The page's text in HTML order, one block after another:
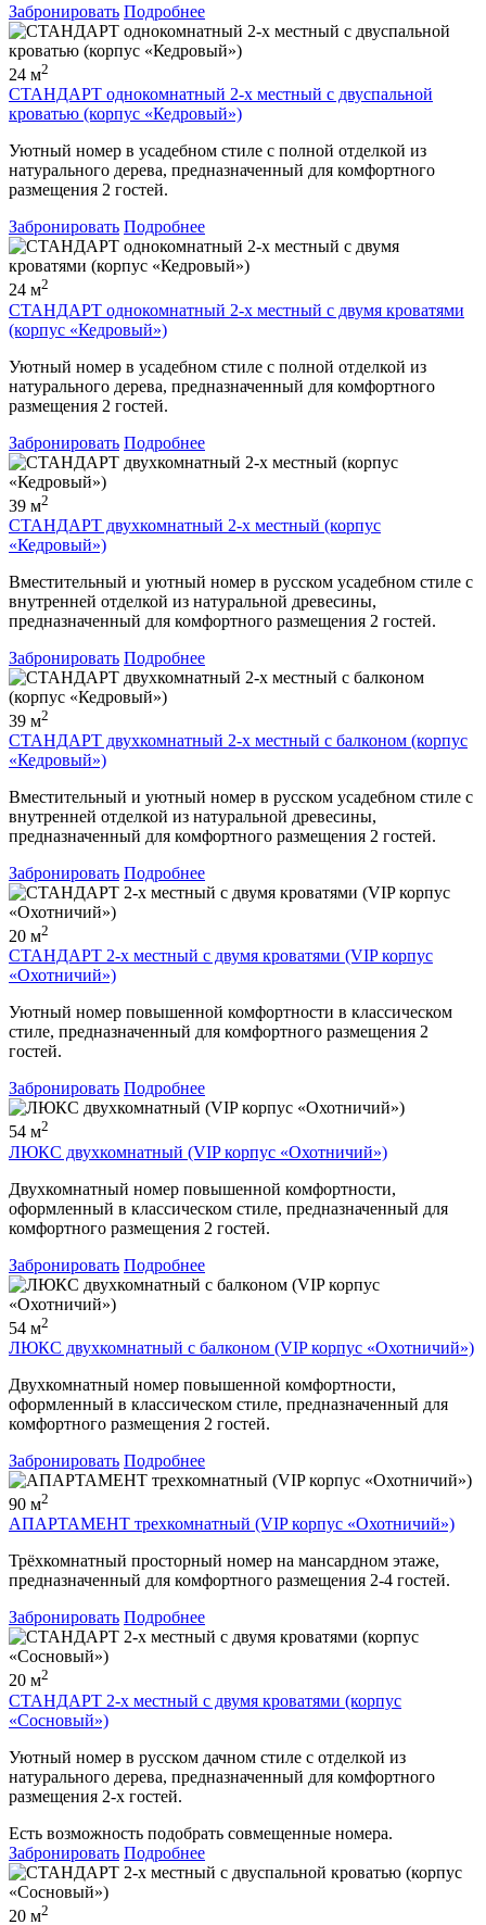
Забронировать Подробнее
24 м2
СТАНДАРТ однокомнатный 2-х местный с двуспальной
кроватью (корпус «Кедровый»)
Уютный номер в усадебном стиле с полной отделкой из
натурального дерева, предназначенный для комфортного
размещения 2 гостей.
Забронировать Подробнее
24 м2
СТАНДАРТ однокомнатный 2-х местный с двумя кроватями
(корпус «Кедровый»)
Уютный номер в усадебном стиле с полной отделкой из
натурального дерева, предназначенный для комфортного
размещения 2 гостей.
Забронировать Подробнее
39 м2
СТАНДАРТ двухкомнатный 2-х местный (корпус
«Кедровый»)
Вместительный и уютный номер в русском усадебном стиле с
внутренней отделкой из натуральной древесины,
предназначенный для комфортного размещения 2 гостей.
Забронировать Подробнее
39 м2
СТАНДАРТ двухкомнатный 2-х местный с балконом (корпус
«Кедровый»)
Вместительный и уютный номер в русском усадебном стиле с
внутренней отделкой из натуральной древесины,
предназначенный для комфортного размещения 2 гостей.
Забронировать Подробнее
20 м2
СТАНДАРТ 2-х местный с двумя кроватями (VIP корпус
«Охотничий»)
Уютный номер повышенной комфортности в классическом
стиле, предназначенный для комфортного размещения 2
гостей.
Забронировать Подробнее
54 м2
ЛЮКС двухкомнатный (VIP корпус «Охотничий»)
Двухкомнатный номер повышенной комфортности,
оформленный в классическом стиле, предназначенный для
комфортного размещения 2 гостей.
Забронировать Подробнее
54 м2
ЛЮКС двухкомнатный с балконом (VIP корпус «Охотничий»)
Двухкомнатный номер повышенной комфортности,
оформленный в классическом стиле, предназначенный для
комфортного размещения 2 гостей.
Забронировать Подробнее
90 м2
АПАРТАМЕНТ трехкомнатный (VIP корпус «Охотничий»)
Трёхкомнатный просторный номер на мансардном этаже,
предназначенный для комфортного размещения 2-4 гостей.
Забронировать Подробнее
20 м2
СТАНДАРТ 2-х местный с двумя кроватями (корпус
«Сосновый»)
Уютный номер в русском дачном стиле с отделкой из
натурального дерева, предназначенный для комфортного
размещения 2-х гостей.
Есть возможность подобрать совмещенные номера.
Забронировать Подробнее
20 м2